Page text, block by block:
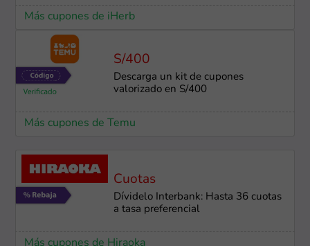
Más cupones de iHerb
S/400
Descarga un kit de cupones
valorizado en S/400
Más cupones de Temu
Cuotas
Dívidelo Interbank: Hasta 36 cuotas
a tasa preferencial
Más cupones de Hiraoka